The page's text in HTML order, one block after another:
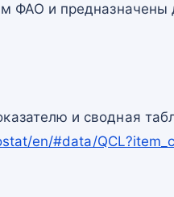
ФАО и предназначены
и сводная
en/#data/